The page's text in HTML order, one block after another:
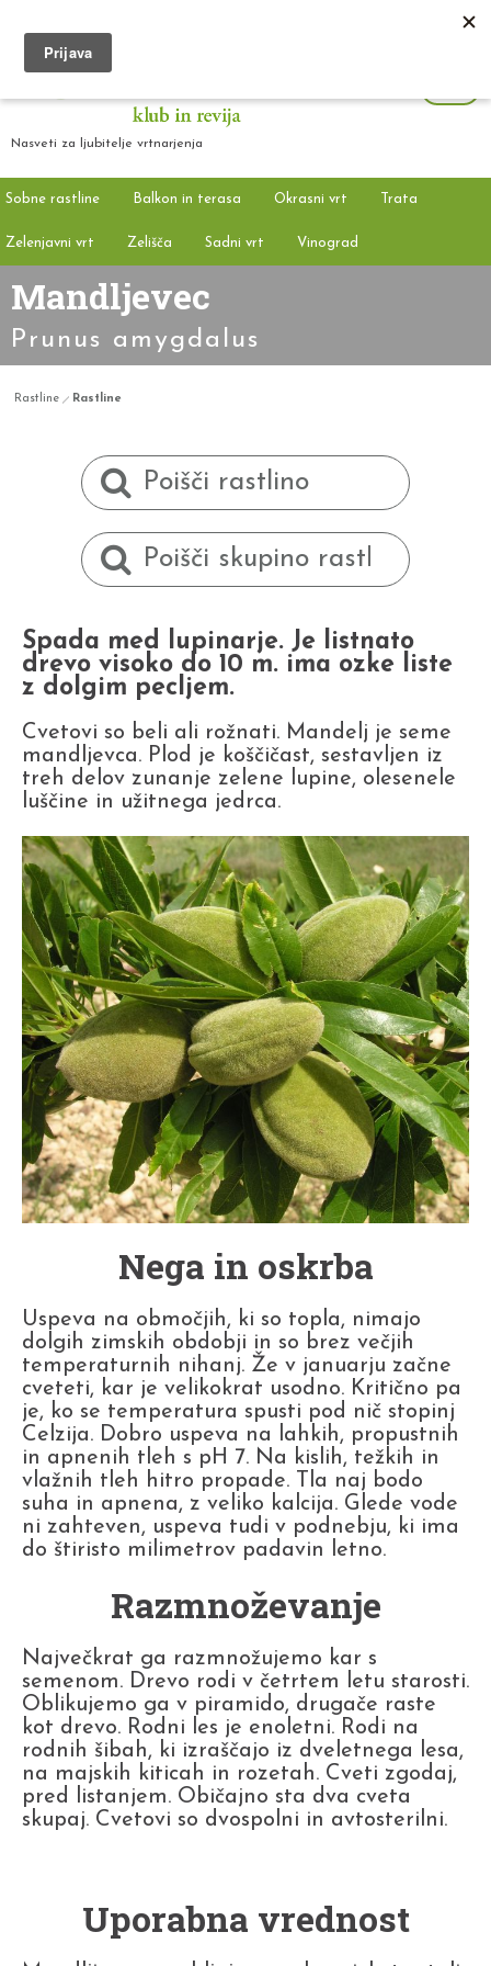
Nasveti za ljubitelje vrtnarjenja
Sobne rastline Balkon in terasa Okrasni vrt Trata
Zelenjavni vrt Zelišča Sadni vrt Vinograd
Mandljevec
Prunus amygdalus
Rastline Rastline
Spada med lupinarje. Je listnato
drevo visoko do 10 m. ima ozke liste
z dolgim pecljem.
Cvetovi so beli ali rožnati. Mandelj je seme
mandljevca. Plod je koščičast, sestavljen iz
treh delov zunanje zelene lupine, olesenele
luščine in užitnega jedrca.
Nega in oskrba
Uspeva na območjih, ki so topla, nimajo
dolgih zimskih obdobji in so brez večjih
temperaturnih nihanj. Že v januarju začne
cveteti, kar je velikokrat usodno. Kritično pa
je, ko se temperatura spusti pod nič stopinj
Celzija. Dobro uspeva na lahkih, propustnih
in apnenih tleh s pH 7. Na kislih, težkih in
vlažnih tleh hitro propade. Tla naj bodo
suha in apnena, z veliko kalcija. Glede vode
ni zahteven, uspeva tudi v podnebju, ki ima
do štiristo milimetrov padavin letno.
Razmnoževanje
Največkrat ga razmnožujemo kar s
semenom. Drevo rodi v četrtem letu starosti.
Oblikujemo ga v piramido, drugače raste
kot drevo. Rodni les je enoletni. Rodi na
rodnih šibah, ki izraščajo iz dveletnega lesa,
na majskih kiticah in rozetah. Cveti zgodaj,
pred listanjem. Običajno sta dva cveta
skupaj. Cvetovi so dvospolni in avtosterilni.
Uporabna vrednost